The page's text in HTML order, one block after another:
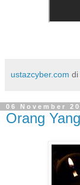
ustazcyber.com di
06 November
Orang